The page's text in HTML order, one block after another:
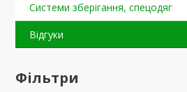
Системи зберігання, спецодяг
Відгуки
Фільтри